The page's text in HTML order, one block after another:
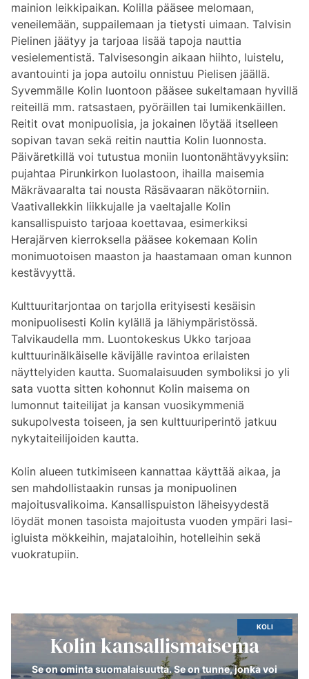
mainion leikkipaikan. Kolilla pääsee melomaan,
veneilemään, suppailemaan ja tietysti uimaan. Talvisin
Pielinen jäätyy ja tarjoaa lisää tapoja nauttia
vesielementistä. Talvisesongin aikaan hiihto, luistelu,
avantouinti ja jopa autoilu onnistuu Pielisen jäällä.
Syvemmälle Kolin luontoon pääsee sukeltamaan hyvillä
reiteillä mm. ratsastaen, pyöräillen tai lumikenkäillen.
Reitit ovat monipuolisia, ja jokainen löytää itselleen
sopivan tavan sekä reitin nauttia Kolin luonnosta.
Päiväretkillä voi tutustua moniin luontonähtävyyksiin:
pujahtaa Pirunkirkon luolastoon, ihailla maisemia
Mäkrävaaralta tai nousta Räsävaaran näkötorniin.
Vaativallekkin liikkujalle ja vaeltajalle Kolin
kansallispuisto tarjoaa koettavaa, esimerkiksi
Herajärven kierroksella pääsee kokemaan Kolin
monimuotoisen maaston ja haastamaan oman kunnon
kestävyyttä.
Kulttuuritarjontaa on tarjolla erityisesti kesäisin
monipuolisesti Kolin kylällä ja lähiympäristössä.
Talvikaudella mm. Luontokeskus Ukko tarjoaa
kulttuurinälkäiselle kävijälle ravintoa erilaisten
näyttelyiden kautta. Suomalaisuuden symboliksi jo yli
sata vuotta sitten kohonnut Kolin maisema on
lumonnut taiteilijat ja kansan vuosikymmeniä
sukupolvesta toiseen, ja sen kulttuuriperintö jatkuu
nykytaiteilijoiden kautta.
Kolin alueen tutkimiseen kannattaa käyttää aikaa, ja
sen mahdollistaakin runsas ja monipuolinen
majoitusvalikoima. Kansallispuiston läheisyydestä
löydät monen tasoista majoitusta vuoden ympäri lasi-
igluista mökkeihin, majataloihin, hotelleihin sekä
vuokratupiin.
KOLI
Kolin kansallismaisema
Se on ominta suomalaisuutta. Se on tunne, jonka voi